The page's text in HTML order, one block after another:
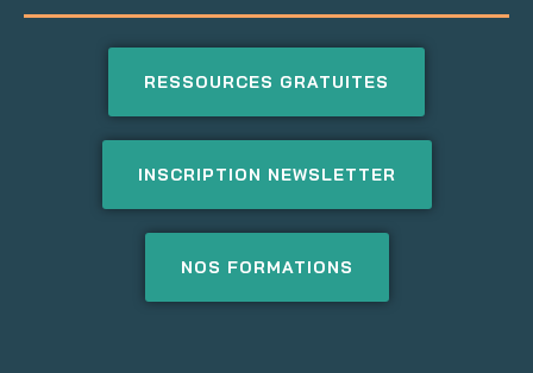
RESSOURCES GRATUITES
INSCRIPTION NEWSLETTER
NOS FORMATIONS